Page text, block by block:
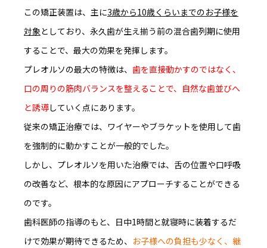
この矯正装置は、主に3歳から10歳くらいまでのお子様を
対象としており、 永久歯が生え揃う前の混合歯列期に使用
することで、最大の効果を発揮 します。
プレオルソの最大の特徴は、 歯を直接動かすのではなく、
口の周りの筋肉バランスを整えることで、自然な歯並びへ
と誘導していく点にあります。
従来の矯正治療では、ワイヤーやブラケットを使用して歯
を強制的に動かすことが一般的でした。
しかし、プレオルソを用いた治療では、舌の位置や口呼吸
の改善など、根本的な原因にアプローチすることができる
のです。
歯科医師の指導のもと、 日中1時間と就寝時に装着するだ
けで効果が期待できるため、 お子様への負担も少なく、継